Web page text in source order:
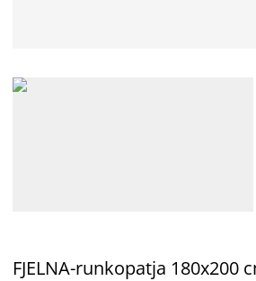
FJELNA-runkopatja